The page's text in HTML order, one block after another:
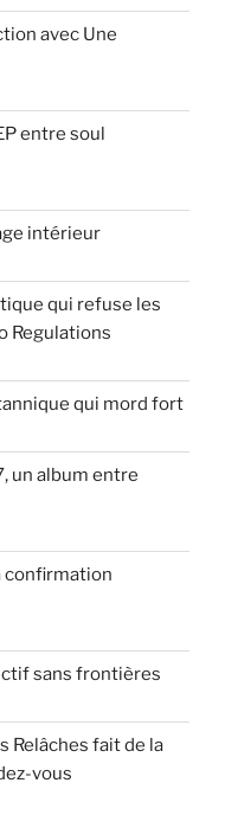
avec Une
entre soul
intérieur
qui refuse les
Regulations
qui mord fort
un album entre
confirmation
sans frontières
Relâches fait de la
vous